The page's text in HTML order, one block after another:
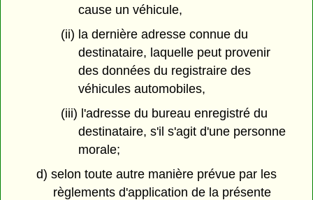
cause un véhicule,
(ii) la dernière adresse connue du
destinataire, laquelle peut provenir
des données du registraire des
véhicules automobiles,
(iii) l'adresse du bureau enregistré du
destinataire, s'il s'agit d'une personne
morale;
d) selon toute autre manière prévue par les
règlements d'application de la présente